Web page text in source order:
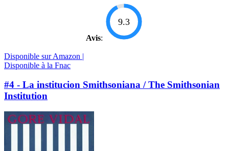
Avis:
9.3
Disponible sur Amazon |
Disponible à la Fnac
#4 - La institucion Smithsoniana / The Smithsonian
Institution